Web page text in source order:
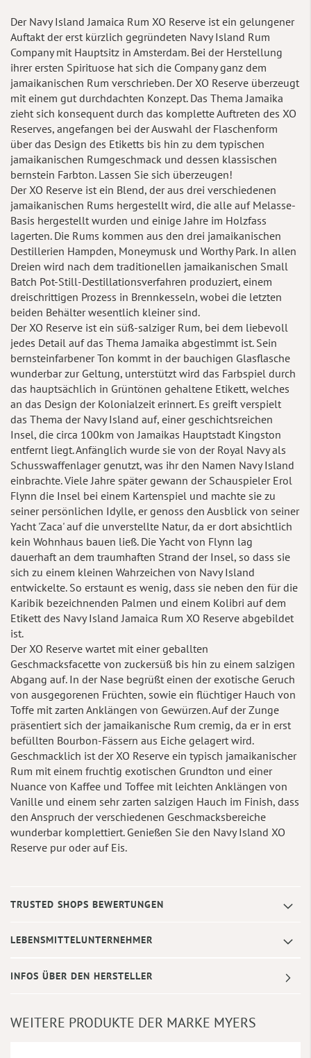
Der Navy Island Jamaica Rum XO Reserve ist ein gelungener
Auftakt der erst kürzlich gegründeten Navy Island Rum
Company mit Hauptsitz in Amsterdam. Bei der Herstellung
ihrer ersten Spirituose hat sich die Company ganz dem
jamaikanischen Rum verschrieben. Der XO Reserve überzeugt
mit einem gut durchdachten Konzept. Das Thema Jamaika
zieht sich konsequent durch das komplette Auftreten des XO
Reserves, angefangen bei der Auswahl der Flaschenform
über das Design des Etiketts bis hin zu dem typischen
jamaikanischen Rumgeschmack und dessen klassischen
bernstein Farbton. Lassen Sie sich überzeugen!
Der XO Reserve ist ein Blend, der aus drei verschiedenen
jamaikanischen Rums hergestellt wird, die alle auf Melasse-
Basis hergestellt wurden und einige Jahre im Holzfass
lagerten. Die Rums kommen aus den drei jamaikanischen
Destillerien Hampden, Moneymusk und Worthy Park. In allen
Dreien wird nach dem traditionellen jamaikanischen Small
Batch Pot-Still-Destillationsverfahren produziert, einem
dreischrittigen Prozess in Brennkesseln, wobei die letzten
beiden Behälter wesentlich kleiner sind.
Der XO Reserve ist ein süß-salziger Rum, bei dem liebevoll
jedes Detail auf das Thema Jamaika abgestimmt ist. Sein
bernsteinfarbener Ton kommt in der bauchigen Glasflasche
wunderbar zur Geltung, unterstützt wird das Farbspiel durch
das hauptsächlich in Grüntönen gehaltene Etikett, welches
an das Design der Kolonialzeit erinnert. Es greift verspielt
das Thema der Navy Island auf, einer geschichtsreichen
Insel, die circa 100km von Jamaikas Hauptstadt Kingston
entfernt liegt. Anfänglich wurde sie von der Royal Navy als
Schusswaffenlager genutzt, was ihr den Namen Navy Island
einbrachte. Viele Jahre später gewann der Schauspieler Erol
Flynn die Insel bei einem Kartenspiel und machte sie zu
seiner persönlichen Idylle, er genoss den Ausblick von seiner
Yacht 'Zaca' auf die unverstellte Natur, da er dort absichtlich
kein Wohnhaus bauen ließ. Die Yacht von Flynn lag
dauerhaft an dem traumhaften Strand der Insel, so dass sie
sich zu einem kleinen Wahrzeichen von Navy Island
entwickelte. So erstaunt es wenig, dass sie neben den für die
Karibik bezeichnenden Palmen und einem Kolibri auf dem
Etikett des Navy Island Jamaica Rum XO Reserve abgebildet
ist.
Der XO Reserve wartet mit einer geballten
Geschmacksfacette von zuckersüß bis hin zu einem salzigen
Abgang auf. In der Nase begrüßt einen der exotische Geruch
von ausgegorenen Früchten, sowie ein flüchtiger Hauch von
Toffe mit zarten Anklängen von Gewürzen. Auf der Zunge
präsentiert sich der jamaikanische Rum cremig, da er in erst
befüllten Bourbon-Fässern aus Eiche gelagert wird.
Geschmacklich ist der XO Reserve ein typisch jamaikanischer
Rum mit einem fruchtig exotischen Grundton und einer
Nuance von Kaffee und Toffee mit leichten Anklängen von
Vanille und einem sehr zarten salzigen Hauch im Finish, dass
den Anspruch der verschiedenen Geschmacksbereiche
wunderbar komplettiert. Genießen Sie den Navy Island XO
Reserve pur oder auf Eis.
TRUSTED SHOPS BEWERTUNGEN
LEBENSMITTELUNTERNEHMER
INFOS ÜBER DEN HERSTELLER
WEITERE PRODUKTE DER MARKE MYERS